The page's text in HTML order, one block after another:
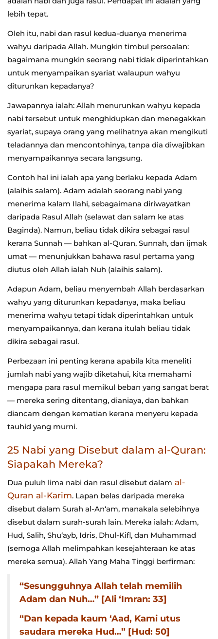
lebih tepat.
Oleh itu, nabi dan rasul kedua-duanya menerima
wahyu daripada Allah. Mungkin timbul persoalan:
bagaimana mungkin seorang nabi tidak diperintahkan
untuk menyampaikan syariat walaupun wahyu
diturunkan kepadanya?
Jawapannya ialah: Allah menurunkan wahyu kepada
nabi tersebut untuk menghidupkan dan menegakkan
syariat, supaya orang yang melihatnya akan mengikuti
teladannya dan mencontohinya, tanpa dia diwajibkan
menyampaikannya secara langsung.
Contoh hal ini ialah apa yang berlaku kepada Adam
(alaihis salam). Adam adalah seorang nabi yang
menerima kalam Ilahi, sebagaimana diriwayatkan
daripada Rasul Allah (selawat dan salam ke atas
Baginda). Namun, beliau tidak dikira sebagai rasul
kerana Sunnah — bahkan al-Quran, Sunnah, dan ijmak
umat — menunjukkan bahawa rasul pertama yang
diutus oleh Allah ialah Nuh (alaihis salam).
Adapun Adam, beliau menyembah Allah berdasarkan
wahyu yang diturunkan kepadanya, maka beliau
menerima wahyu tetapi tidak diperintahkan untuk
menyampaikannya, dan kerana itulah beliau tidak
dikira sebagai rasul.
Perbezaan ini penting kerana apabila kita meneliti
jumlah nabi yang wajib diketahui, kita memahami
mengapa para rasul memikul beban yang sangat berat
— mereka sering ditentang, dianiaya, dan bahkan
diancam dengan kematian kerana menyeru kepada
tauhid yang murni.
25 Nabi yang Disebut dalam al-Quran:
Siapakah Mereka?
Dua puluh lima nabi dan rasul disebut dalam al-
Quran al-Karim. Lapan belas daripada mereka
disebut dalam Surah al-An‘am, manakala selebihnya
disebut dalam surah-surah lain. Mereka ialah: Adam,
Hud, Salih, Shu‘ayb, Idris, Dhul-Kifl, dan Muhammad
(semoga Allah melimpahkan kesejahteraan ke atas
mereka semua). Allah Yang Maha Tinggi berfirman:
“Sesungguhnya Allah telah memilih
Adam dan Nuh…” [Ali ‘Imran: 33]
“Dan kepada kaum ‘Aad, Kami utus
saudara mereka Hud…” [Hud: 50]